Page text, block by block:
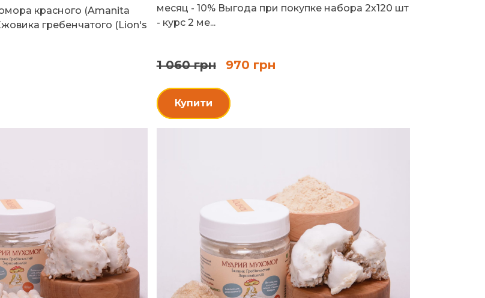
красного (Amanita
гребенчатого (Lion's
месяц - 10% Выгода при покупке набора 2х120 шт
- курс 2 ме...
1 060 грн 970 грн
Купити